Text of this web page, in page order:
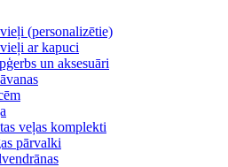
(personalizētie)
ar kapuci
un aksesuāri
veļas komplekti
pārvalki